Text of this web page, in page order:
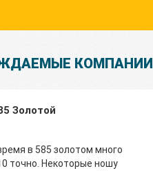
КОМПАНИИ
Золотой
в 585 золотом много
точно. Некоторые ношу